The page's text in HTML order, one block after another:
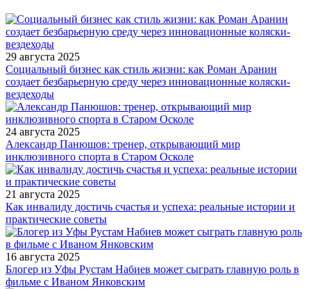
29 августа 2025
Социальный бизнес как стиль жизни: как Роман Аранин
создает безбарьерную среду через инновационные коляски-
вездеходы
24 августа 2025
Александр Панюшов: тренер, открывающий мир
инклюзивного спорта в Старом Осколе
21 августа 2025
Как инвалиду достичь счастья и успеха: реальные истории и
практические советы
16 августа 2025
Блогер из Уфы Рустам Набиев может сыграть главную роль в
фильме с Иваном Янковским